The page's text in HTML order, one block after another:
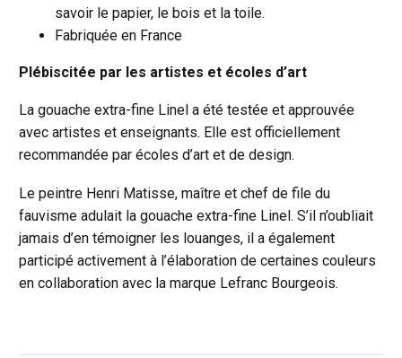
savoir le papier, le bois et la toile.
Fabriquée en France
Plébiscitée par les artistes et écoles d’art
La gouache extra-fine Linel a été testée et approuvée
avec artistes et enseignants. Elle est officiellement
recommandée par écoles d’art et de design.
Le peintre Henri Matisse, maître et chef de file du
fauvisme adulait la gouache extra-fine Linel. S’il n’oubliait
jamais d’en témoigner les louanges, il a également
participé activement à l’élaboration de certaines couleurs
en collaboration avec la marque Lefranc Bourgeois.